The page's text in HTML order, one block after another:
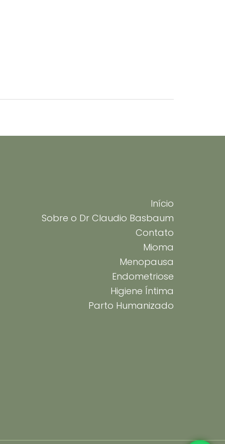
Início
Sobre o Dr Claudio Basbaum
Contato
Mioma
Menopausa
Endometriose
Higiene Íntima
Parto Humanizado